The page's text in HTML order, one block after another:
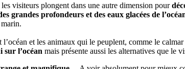
les visiteurs plongent dans une autre dimension pour
grandes profondeurs et des eaux glacées de
et les animaux qui le peuplent, comme le
sur l’océan mais présente aussi les alternatives que le